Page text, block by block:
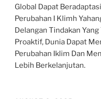
Global Dapat
Perubahan I Klimh
Delangan Tindakan
Proaktif, Dunia Dapat
Perubahan Iklim Dan
Lebih Berkelanjutan.